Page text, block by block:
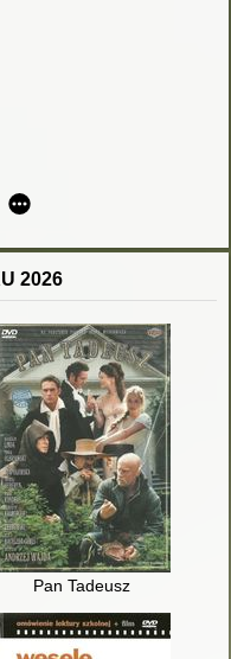
2026
Pan Tadeusz